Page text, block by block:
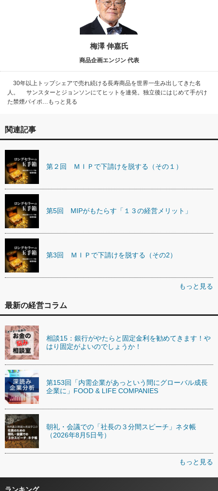
梅澤 伸嘉氏
商品企画エンジン 代表
30年以上トップシェアで売れ続ける長寿商品を世界一生み出してきた名
人。 サンスターとジョンソンにてヒットを連発。独立後にはじめて手がけ
た禁煙パイポ…もっと見る
関連記事
第２回 ＭＩＰで下請けを脱する（その１）
第5回 MIPがもたらす「１３の経営メリット」
第3回 ＭＩＰで下請けを脱する（その2）
もっと見る
最新の経営コラム
相談15：銀行がやたらと固定金利を勧めてきます！や
はり固定がよいのでしょうか！
第153回「内需企業があっという間にグローバル成長
企業に」FOOD & LIFE COMPANIES
朝礼・会議での「社長の３分間スピーチ」ネタ帳
（2026年8月5日号）
もっと見る
ランキング